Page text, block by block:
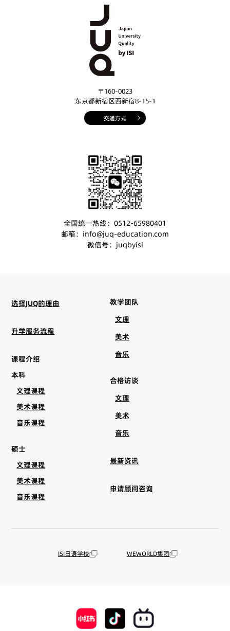
〒160-0023
东京都新宿区西新宿8-15-1
交通方式
全国统一热线：0512-65980401
邮箱：info@juq-education.com
微信号：juqbyisi
选择JUQ的理由
升学服务流程
课程介绍
本科
文理课程
美术课程
音乐课程
硕士
文理课程
美术课程
音乐课程
教学团队
文理
美术
音乐
合格访谈
文理
美术
音乐
最新资讯
申请顾问咨询
ISI日语学校 WEWORLD集团